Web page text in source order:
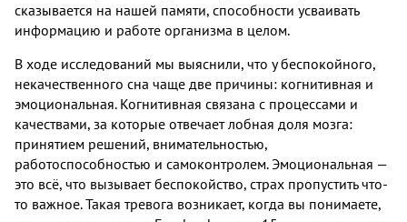
сказывается на нашей памяти, способности усваивать
информацию и работе организма в целом.
В ходе исследований мы выяснили, что у беспокойного,
некачественного сна чаще две причины: когнитивная и
эмоциональная. Когнитивная связана с процессами и
качествами, за которые отвечает лобная доля мозга:
принятием решений, внимательностью,
работоспособностью и самоконтролем. Эмоциональная —
это всё, что вызывает беспокойство, страх пропустить что-
то важное. Такая тревога возникает, когда вы понимаете,